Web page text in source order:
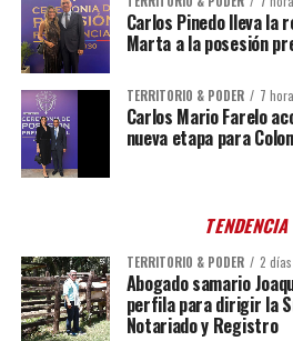
Carlos Pinedo lleva la
Marta a la posesión
TERRITORIO & PODER 7
Carlos Mario Farelo
nueva etapa para
TENDENCIA
TERRITORIO & PODER 2
Abogado samario
perfila para dirigir la
Notariado y Registro